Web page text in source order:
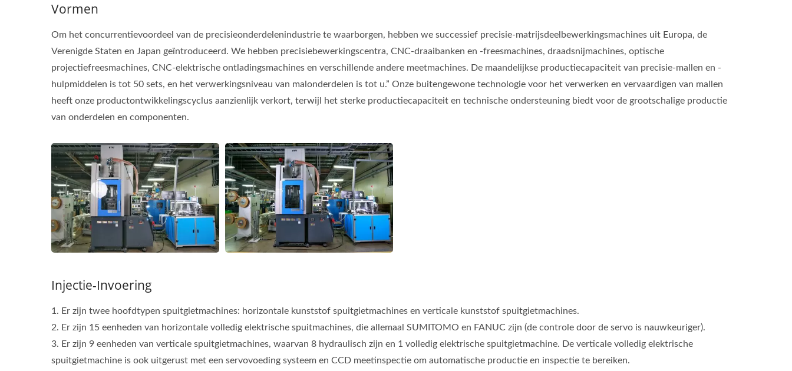
Vormen
Om het concurrentievoordeel van de precisieonderdelenindustrie te waarborgen, hebben we successief precisie-matrijsdeelbewerkingsmachines uit Europa, de
Verenigde Staten en Japan geïntroduceerd. We hebben precisiebewerkingscentra, CNC-draaibanken en -freesmachines, draadsnijmachines, optische
projectiefreesmachines, CNC-elektrische ontladingsmachines en verschillende andere meetmachines. De maandelijkse productiecapaciteit van precisie-mallen en -
hulpmiddelen is tot 50 sets, en het verwerkingsniveau van malonderdelen is tot u.” Onze buitengewone technologie voor het verwerken en vervaardigen van mallen
heeft onze productontwikkelingscyclus aanzienlijk verkort, terwijl het sterke productiecapaciteit en technische ondersteuning biedt voor de grootschalige productie
van onderdelen en componenten.
Injectie-Invoering
1. Er zijn twee hoofdtypen spuitgietmachines: horizontale kunststof spuitgietmachines en verticale kunststof spuitgietmachines.
2. Er zijn 15 eenheden van horizontale volledig elektrische spuitmachines, die allemaal SUMITOMO en FANUC zijn (de controle door de servo is nauwkeuriger).
3. Er zijn 9 eenheden van verticale spuitgietmachines, waarvan 8 hydraulisch zijn en 1 volledig elektrische spuitgietmachine. De verticale volledig elektrische
spuitgietmachine is ook uitgerust met een servovoeding systeem en CCD meetinspectie om automatische productie en inspectie te bereiken.